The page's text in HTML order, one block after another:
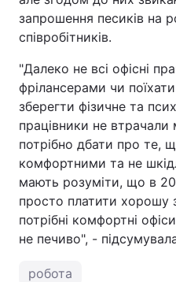
запрошення песиків на
співробітників.
"Далеко не всі офісні
фрілансерами чи
зберегти фізичне та
працівники не втрачали
потрібно дбати про те,
комфортними та не
мають розуміти, що в
просто платити хорошу
потрібні комфортні
не печиво", -
робота